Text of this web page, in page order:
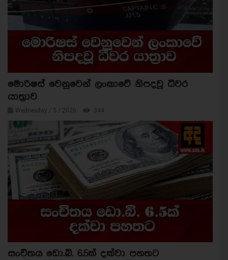
මොරිෂස් වෙනුවෙන් ලංකාවේ නිපදවූ ධීවර
යාත්‍රාව
Wednesday / 5 / 2026 344
සංචිතය ඩො.බි. 6.5ක් දක්වා පහතට